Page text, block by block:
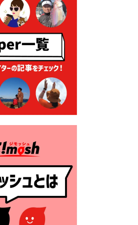
省略について
日 廃食用油の回
日 「おゆずりコ
ついて
日 豊前市民プール
４月１日施行）
23日 公告一覧（市
）を更新しまし